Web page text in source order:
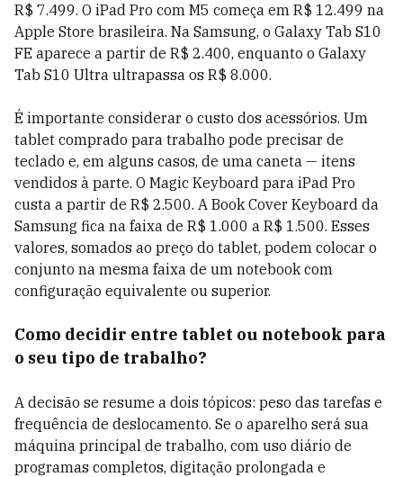
R$ 7.499. O iPad Pro com M5 começa em R$ 12.499 na
Apple Store brasileira. Na Samsung, o Galaxy Tab S10
FE aparece a partir de R$ 2.400, enquanto o Galaxy
Tab S10 Ultra ultrapassa os R$ 8.000.
É importante considerar o custo dos acessórios. Um
tablet comprado para trabalho pode precisar de
teclado e, em alguns casos, de uma caneta — itens
vendidos à parte. O Magic Keyboard para iPad Pro
custa a partir de R$ 2.500. A Book Cover Keyboard da
Samsung fica na faixa de R$ 1.000 a R$ 1.500. Esses
valores, somados ao preço do tablet, podem colocar o
conjunto na mesma faixa de um notebook com
configuração equivalente ou superior.
Como decidir entre tablet ou notebook para
o seu tipo de trabalho?
A decisão se resume a dois tópicos: peso das tarefas e
frequência de deslocamento. Se o aparelho será sua
máquina principal de trabalho, com uso diário de
programas completos, digitação prolongada e